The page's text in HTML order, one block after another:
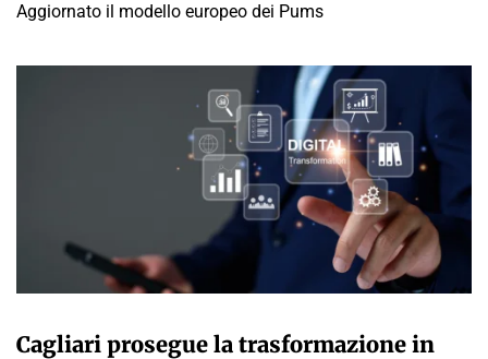
Aggiornato il modello europeo dei Pums
Cagliari prosegue la trasformazione in